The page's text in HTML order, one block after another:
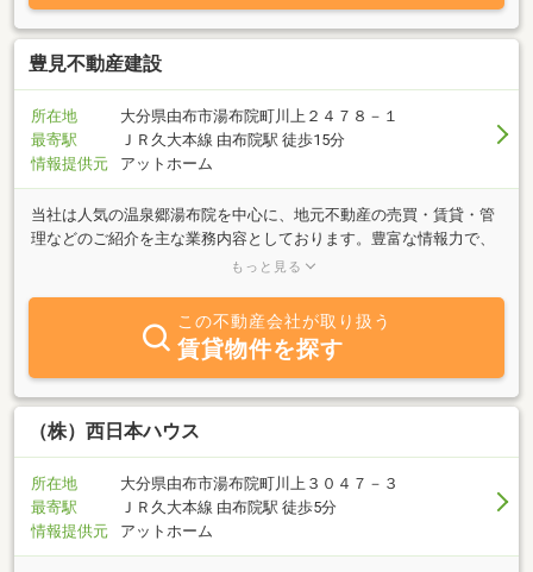
豊見不動産建設
所在地
大分県由布市湯布院町川上２４７８－１
最寄駅
ＪＲ久大本線 由布院駅 徒歩15分
情報提供元
アットホーム
当社は人気の温泉郷湯布院を中心に、地元不動産の売買・賃貸・管
理などのご紹介を主な業務内容としております。豊富な情報力で、
お客様のご希望に合った物件をスピーディにご紹介させていただき
に関する質問は何でもお気軽にご相談ください。
もっと見る
この不動産会社が取り扱う
賃貸物件を探す
（株）西日本ハウス
所在地
大分県由布市湯布院町川上３０４７－３
最寄駅
ＪＲ久大本線 由布院駅 徒歩5分
情報提供元
アットホーム